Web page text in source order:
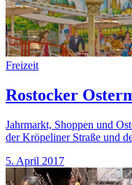
Freizeit
Rostocker
Jahrmarkt, Shoppen und
der Kröpeliner Straße und
5. April 2017